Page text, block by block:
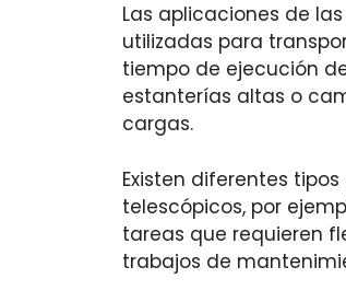
Las aplicaciones de
utilizadas para
tiempo de ejecución
estanterías altas o
cargas.
Existen diferentes
telescópicos, por
tareas que requieren
trabajos de